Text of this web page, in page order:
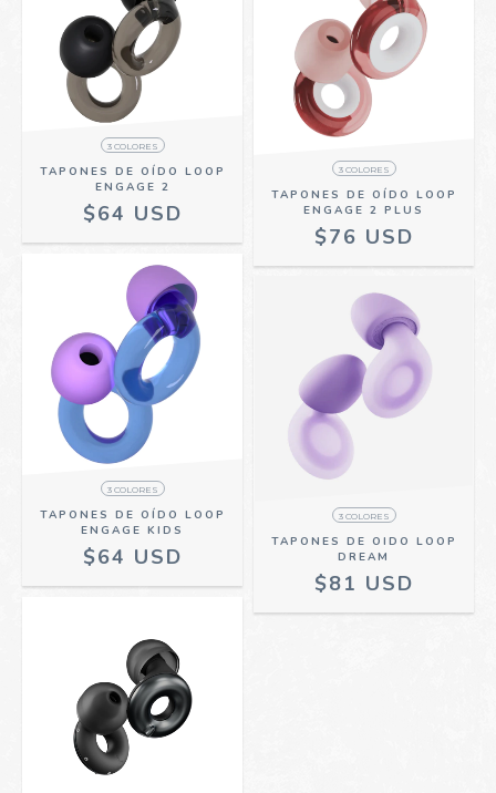
3 COLORES
TAPONES DE OÍDO LOOP
ENGAGE 2
$64 USD
3 COLORES
TAPONES DE OÍDO LOOP
ENGAGE 2 PLUS
$76 USD
3 COLORES
TAPONES DE OÍDO LOOP
ENGAGE KIDS
$64 USD
3 COLORES
TAPONES DE OIDO LOOP
DREAM
$81 USD